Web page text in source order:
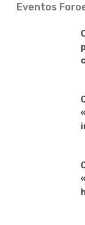
Eventos